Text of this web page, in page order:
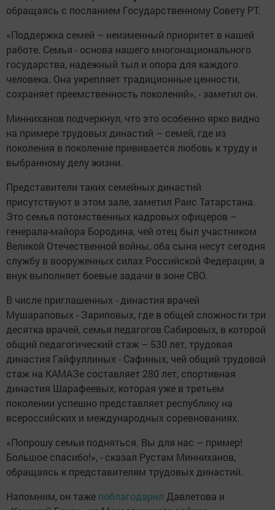
обращаясь с посланием Государственному Совету РТ.
«Поддержка семей – неизменный приоритет в нашей
работе. Семья - основа нашего многонационального
государства, надежный тыл и опора для каждого
человека. Она укрепляет традиционные ценности,
сохраняет преемственность поколений», - заметил он.
Минниханов подчеркнул, что это особенно ярко видно
на примере трудовых династий – семей, где из
поколения в поколение прививается любовь к труду и
выбранному делу жизни.
Представители таких семейных династий
присутствуют в этом зале, заметил Раис Татарстана.
Это семья потомственных кадровых офицеров –
генерала-майора Бородина, чей отец был участником
Великой Отечественной войны, оба сына несут сегодня
службу в вооруженных силах Российской Федерации, а
внук выполняет боевые задачи в зоне СВО.
В числе приглашенных - династия врачей
Мушараповых - Зариповых, где в общей сложности три
десятка врачей, семья педагогов Сабировых, в которой
общий педагогический стаж – 530 лет, трудовая
династия Гайфуллиных - Сафиных, чей общий трудовой
стаж на КАМАЗе составляет 280 лет, спортивная
династия Шарафеевых, которая уже в третьем
поколении успешно представляет республику на
всероссийских и международных соревнованиях.
«Попрошу семьи подняться. Вы для нас – пример!
Большое спасибо!», - сказал Рустам Минниханов,
обращаясь к представителям трудовых династий.
Напомним, он таже поблагодарил Давлетова и